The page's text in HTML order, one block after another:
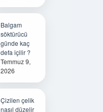
Balgam
söktürücü
günde kaç
defa içilir ?
Temmuz 9,
2026
Çizilen çelik
nasıl düzelir